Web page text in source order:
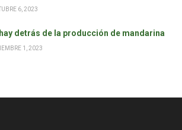
6, 2023
detrás de la producción de mandarina
1, 2023